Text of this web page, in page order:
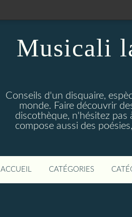
Musicali
Conseils d'un disquaire,
monde. Faire découvrir
discothèque, n'hésitez
compose aussi des
ACCUEIL CATÉGORIES